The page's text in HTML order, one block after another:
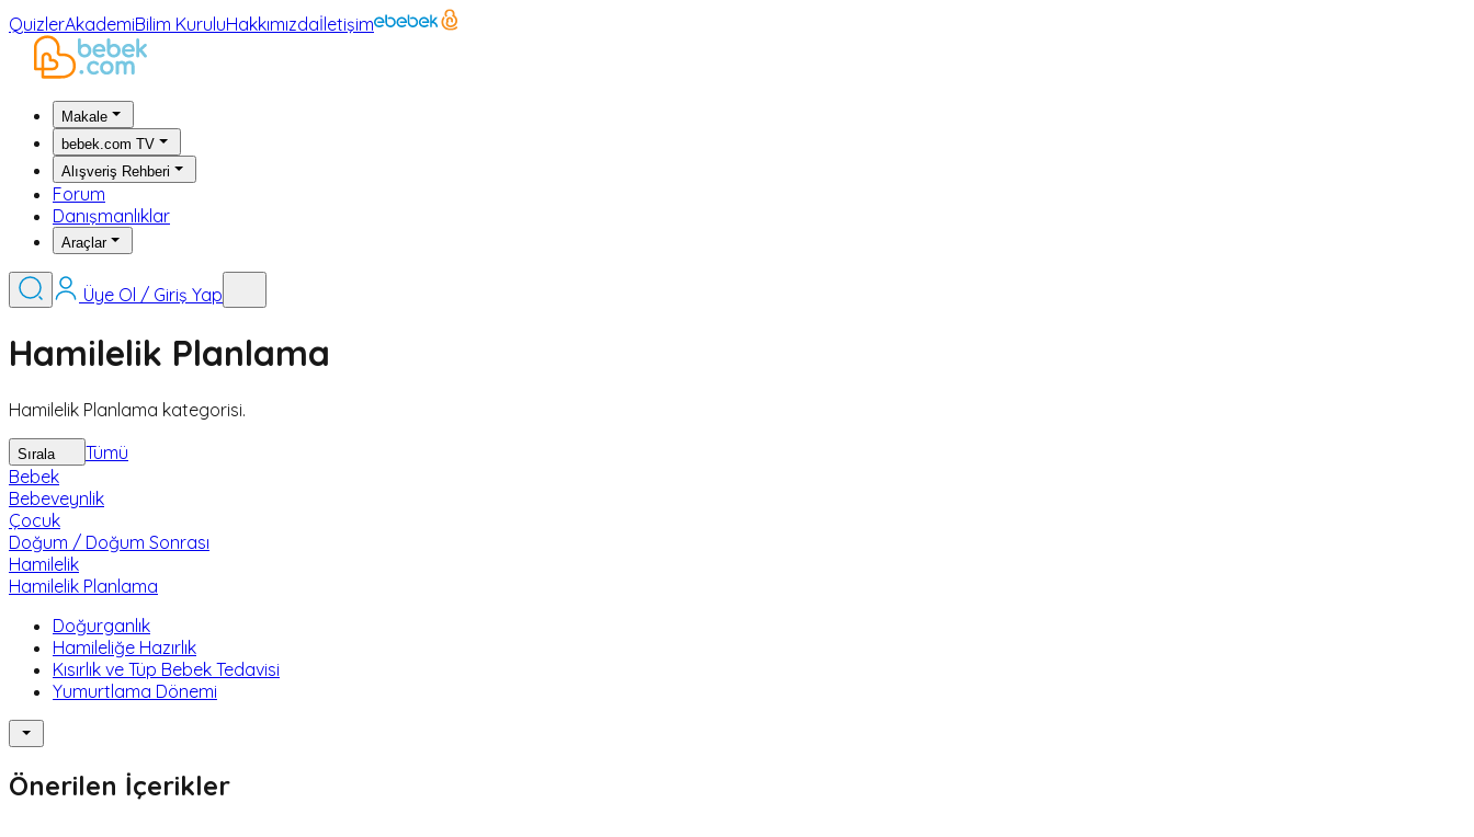
QuizlerAkademiBilim KuruluHakkımızdaİletişim
Makale
bebek.com TV
Alışveriş Rehberi
Forum
Danışmanlıklar
Araçlar
Üye Ol / Giriş Yap
Hamilelik Planlama
Hamilelik Planlama kategorisi.
Sırala
Tümü
Bebek
Bebeveynlik
Çocuk
Doğum / Doğum Sonrası
Hamilelik
Hamilelik Planlama
Doğurganlık
Hamileliğe Hazırlık
Kısırlık ve Tüp Bebek Tedavisi
Yumurtlama Dönemi
Önerilen İçerikler